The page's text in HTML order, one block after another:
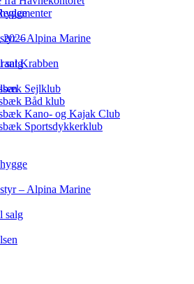
– Alpina Marine
salg
2026
Krabben
Sejlklub
Båd klub
Kano- og Kajak Club
Sportsdykkerklub
– Alpina Marine
salg